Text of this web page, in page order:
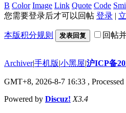
B Color Image Link Quote Code
您需要登录后才可以回帖 登录 |
本版积分规则 发表回复 回帖
Archiver|手机版|小黑屋|沪ICP备
GMT+8, 2026-8-7 16:33 ,
Powered by Discuz! X3.4